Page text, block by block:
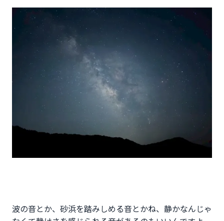
波の音とか、砂浜を踏みしめる音とかね、静かなんじゃ